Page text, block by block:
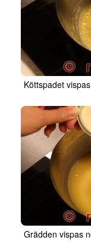
Köttspadet
Grädden vispas